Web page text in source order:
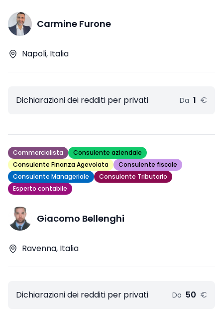
Carmine Furone
Napoli, Italia
Dichiarazioni dei redditi per privati Da 1 €
Commercialista
Consulente aziendale
Consulente Finanza Agevolata
Consulente fiscale
Consulente Manageriale
Consulente Tributario
Esperto contabile
Giacomo Bellenghi
Ravenna, Italia
Dichiarazioni dei redditi per privati Da 50 €